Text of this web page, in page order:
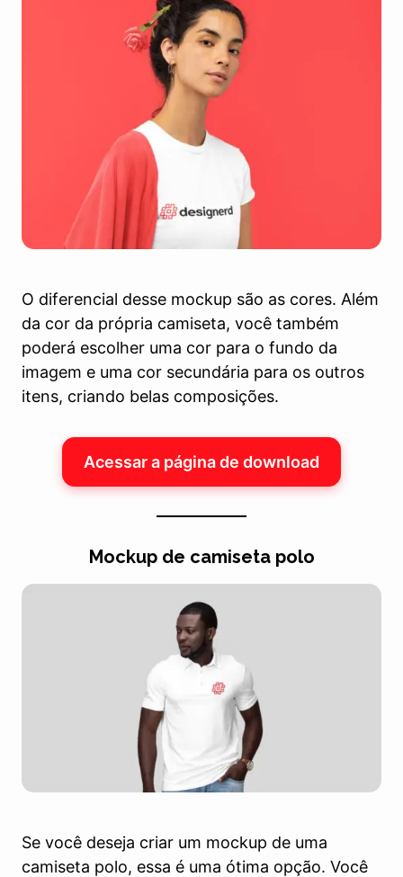
O diferencial desse mockup são as cores. Além
da cor da própria camiseta, você também
poderá escolher uma cor para o fundo da
imagem e uma cor secundária para os outros
itens, criando belas composições.
Acessar a página de download
Mockup de camiseta polo
Se você deseja criar um mockup de uma
camiseta polo, essa é uma ótima opção. Você